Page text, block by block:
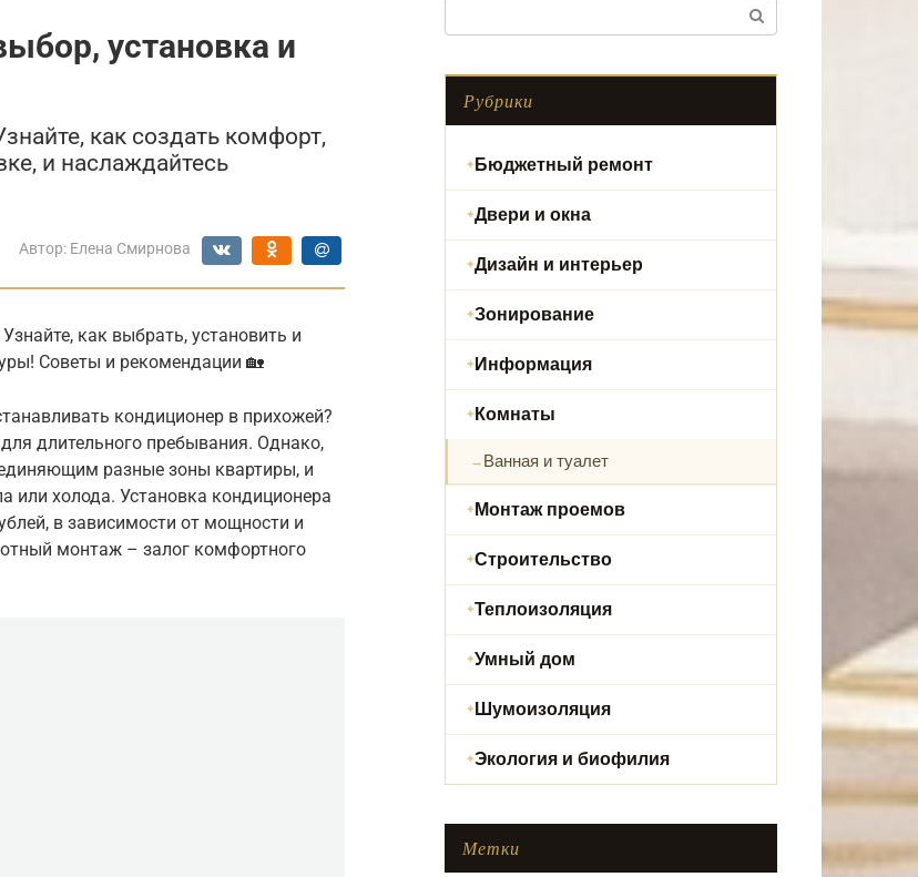
установка и
как создать комфорт,
и наслаждайтесь
Автор: Елена Смирнова
как выбрать, установить и
Советы и рекомендации 🏡
кондиционер в прихожей?
длительного пребывания. Однако,
разные зоны квартиры, и
или холода. Установка кондиционера
в зависимости от мощности и
монтаж – залог комфортного
Рубрики
Бюджетный ремонт
Двери и окна
Дизайн и интерьер
Зонирование
Информация
Комнаты
Ванная и туалет
Монтаж проемов
Строительство
Теплоизоляция
Умный дом
Шумоизоляция
Экология и биофилия
Метки